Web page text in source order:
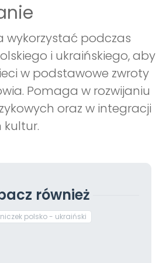
wykorzystać podczas
i ukraińskiego, aby
w podstawowe zwroty
Pomaga w rozwijaniu
oraz w integracji
kultur.
również
polsko - ukraiński